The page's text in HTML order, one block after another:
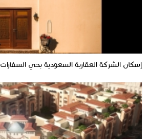
إسكان الشركة العقارية السعودية بحي السفارات